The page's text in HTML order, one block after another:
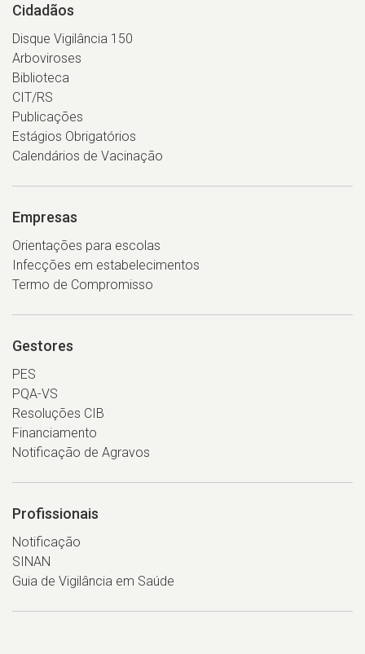
Cidadãos
Disque Vigilância 150
Arboviroses
Biblioteca
CIT/RS
Publicações
Estágios Obrigatórios
Calendários de Vacinação
Empresas
Orientações para escolas
Infecções em estabelecimentos
Termo de Compromisso
Gestores
PES
PQA-VS
Resoluções CIB
Financiamento
Notificação de Agravos
Profissionais
Notificação
SINAN
Guia de Vigilância em Saúde